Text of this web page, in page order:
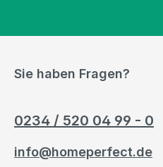
Sie haben Fragen?
0234 / 520 04 99 - 0
info@homeperfect.de